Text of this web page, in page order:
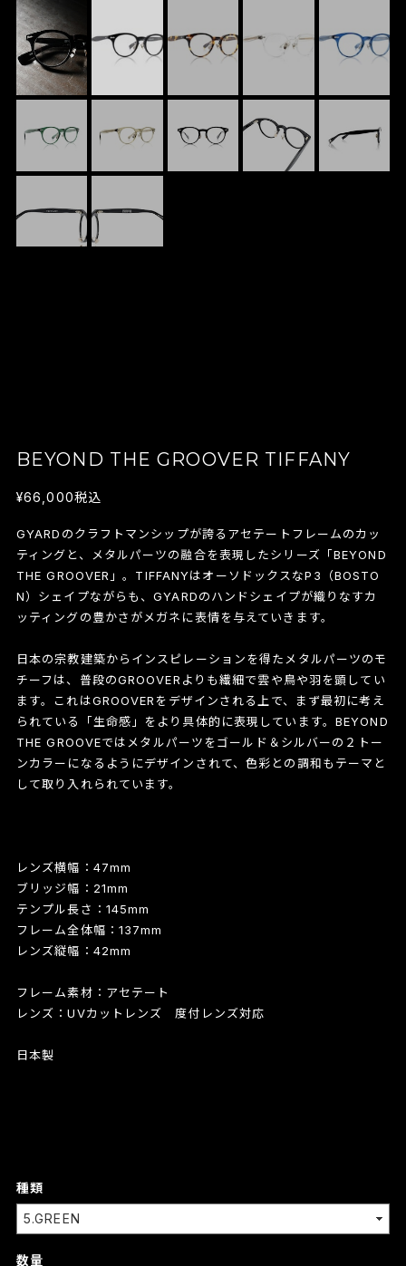
BEYOND THE GROOVER TIFFANY
¥66,000税込
GYARDのクラフトマンシップが誇るアセテートフレームのカッ
ティングと、メタルパーツの融合を表現したシリーズ「BEYOND
THE GROOVER」。TIFFANYはオーソドックスなP3（BOSTO
N）シェイプながらも、GYARDのハンドシェイプが織りなすカ
ッティングの豊かさがメガネに表情を与えていきます。
日本の宗教建築からインスピレーションを得たメタルパーツのモ
チーフは、普段のGROOVERよりも繊細で雲や鳥や羽を顕してい
ます。これはGROOVERをデザインされる上で、まず最初に考え
られている「生命感」をより具体的に表現しています。BEYOND
THE GROOVEではメタルパーツをゴールド＆シルバーの２トー
ンカラーになるようにデザインされて、色彩との調和もテーマと
して取り入れられています。
レンズ横幅：47mm
ブリッジ幅：21mm
テンプル長さ：145mm
フレーム全体幅：137mm
レンズ縦幅：42mm
フレーム素材：アセテート
レンズ：UVカットレンズ 度付レンズ対応
日本製
種類
数量